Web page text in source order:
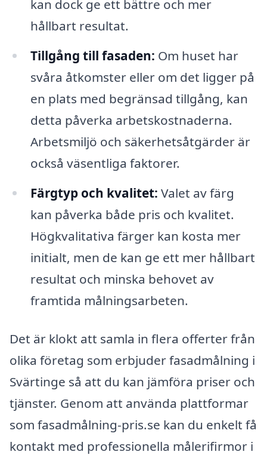
kan dock ge ett bättre och mer
hållbart resultat.
Tillgång till fasaden: Om huset har
svåra åtkomster eller om det ligger på
en plats med begränsad tillgång, kan
detta påverka arbetskostnaderna.
Arbetsmiljö och säkerhetsåtgärder är
också väsentliga faktorer.
Färgtyp och kvalitet: Valet av färg
kan påverka både pris och kvalitet.
Högkvalitativa färger kan kosta mer
initialt, men de kan ge ett mer hållbart
resultat och minska behovet av
framtida målningsarbeten.
Det är klokt att samla in flera offerter från
olika företag som erbjuder fasadmålning i
Svärtinge så att du kan jämföra priser och
tjänster. Genom att använda plattformar
som fasadmålning-pris.se kan du enkelt få
kontakt med professionella målerifirmor i